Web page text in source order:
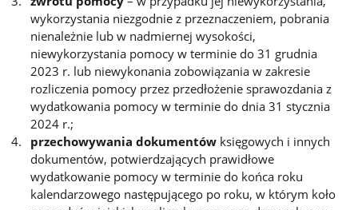
wykorzystania niezgodnie z przeznaczeniem, pobrania
nienależnie lub w nadmiernej wysokości,
niewykorzystania pomocy w terminie do 31 grudnia
2023 r. lub niewykonania zobowiązania w zakresie
rozliczenia pomocy przez przedłożenie sprawozdania z
wydatkowania pomocy w terminie do dnia 31 stycznia
2024 r.;
przechowywania dokumentów księgowych i innych
dokumentów, potwierdzających prawidłowe
wydatkowanie pomocy w terminie do końca roku
kalendarzowego następującego po roku, w którym koło